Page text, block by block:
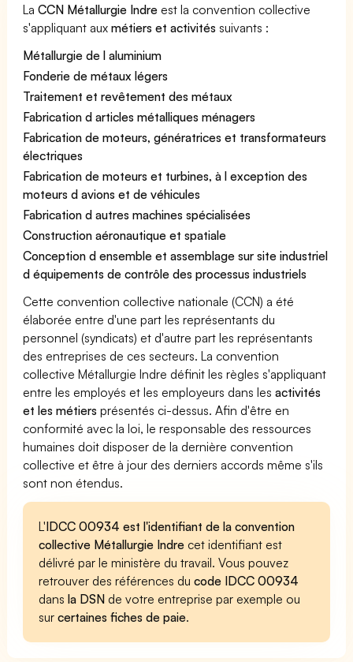
LaCCN Métallurgie Indre est la convention collective
s'appliquant auxmétiers et activités suivants :
Métallurgie de l aluminium
Fonderie de métaux légers
Traitement et revêtement des métaux
Fabrication d articles métalliques ménagers
Fabrication de moteurs, génératrices et transformateurs
électriques
Fabrication de moteurs et turbines, à l exception des
moteurs d avions et de véhicules
Fabrication d autres machines spécialisées
Construction aéronautique et spatiale
Conception d ensemble et assemblage sur site industriel
d équipements de contrôle des processus industriels
Cette convention collective nationale (CCN) a été
élaborée entre d'une part les représentants du
personnel (syndicats) et d'autre part les représentants
des entreprises de ces secteurs. La convention
collective Métallurgie Indre définit les règles s'appliquant
entre les employés et les employeurs dans lesactivités
et les métiers présentés ci-dessus. Afin d'être en
conformité avec la loi, le responsable des ressources
humaines doit disposer de la dernière convention
collective et être à jour des derniers accords même s'ils
sont non étendus.
L'IDCC 00934 est l'identifiant de la convention
collective Métallurgie Indre cet identifiant est
délivré par le ministère du travail. Vous pouvez
retrouver des références ducode IDCC 00934
dansla DSN de votre entreprise par exemple ou
surcertaines fiches de paie.